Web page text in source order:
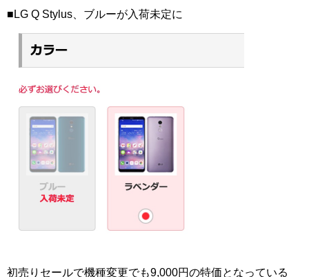
■LG Q Stylus、ブルーが入荷未定に
初売りセールで機種変更でも9,000円の特価となっている